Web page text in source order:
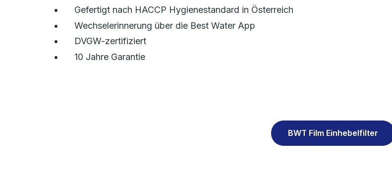
Gefertigt nach HACCP Hygienestandard in Österreich
Wechselerinnerung über die Best Water App
DVGW-zertifiziert
10 Jahre Garantie
BWT Film Einhebelfilter